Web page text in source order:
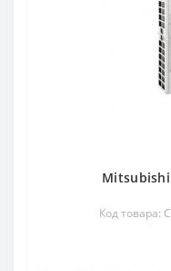
Mitsubishi
Код товара: